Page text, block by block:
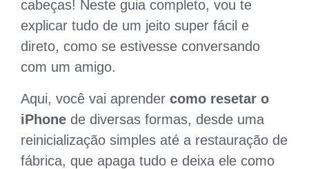
cabeças! Neste guia completo, vou te
explicar tudo de um jeito super fácil e
direto, como se estivesse conversando
com um amigo.
Aqui, você vai aprender como resetar o
iPhone de diversas formas, desde uma
reinicialização simples até a restauração de
fábrica, que apaga tudo e deixa ele como